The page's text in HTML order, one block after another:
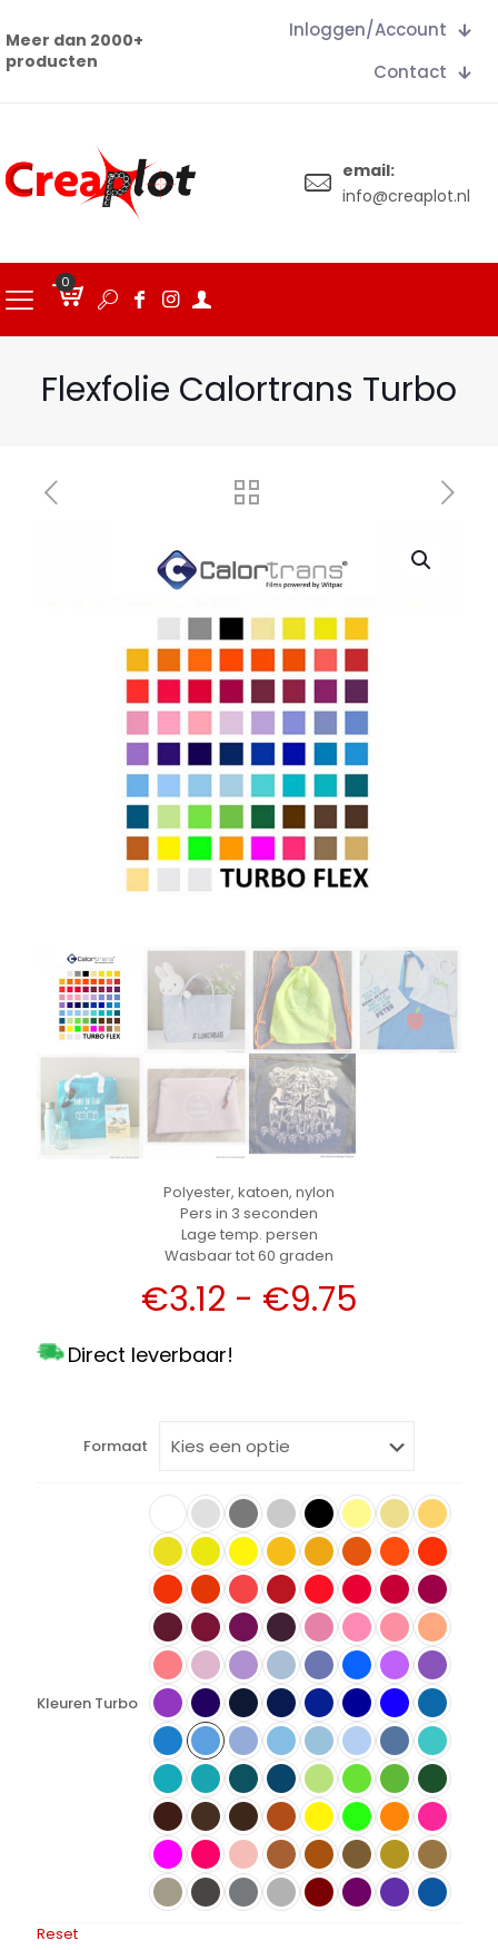
Meer dan 2000+
producten
Inloggen/Account
Contact
email:
info@creaplot.nl
0
Flexfolie Calortrans Turbo
Polyester, katoen, nylon
Pers in 3 seconden
Lage temp. persen
Wasbaar tot 60 graden
€3.12 - €9.75
Direct leverbaar!
Formaat
Kleuren Turbo
Reset